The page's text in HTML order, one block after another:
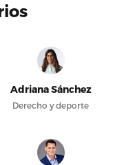
Adriana Sánchez
Derecho y deporte